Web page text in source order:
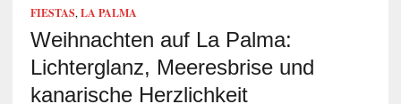
FIESTAS,LA PALMA
Weihnachten auf La Palma:
Lichterglanz, Meeresbrise und
kanarische Herzlichkeit